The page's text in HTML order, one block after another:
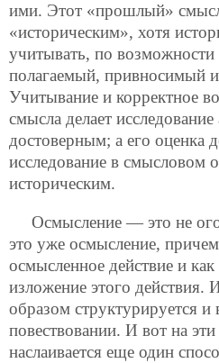
ими. Этот «прошлый» смысл
«историческим», хотя
учитывать, по возможности
полагаемый, привносимый
Учитывание и корректное
смысла делает
достоверным; а его оценка
исследование в смысловом
историческим.
Осмысление — это не
это уже осмысление,
осмысленное действие и
изложение этого
образом структурируется и
повествовании. И вот на
наслаивается еще один